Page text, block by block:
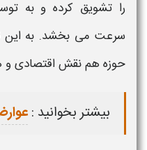
را تشویق کرده و به
سرعت می بخشد. به این
حوزه هم نقش اقتصادی و
بیشتر بخوانید :